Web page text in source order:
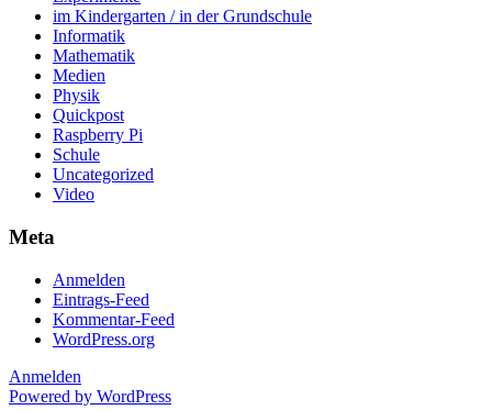
im Kindergarten / in der Grundschule
Informatik
Mathematik
Medien
Physik
Quickpost
Raspberry Pi
Schule
Uncategorized
Video
Meta
Anmelden
Eintrags-Feed
Kommentar-Feed
WordPress.org
Anmelden
Powered by WordPress